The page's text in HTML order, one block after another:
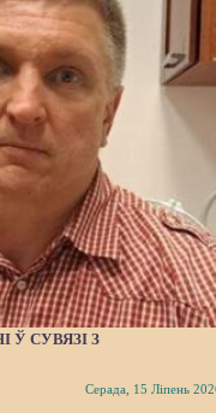
Ў СУВЯЗІ З
Серада, 15 Ліпень